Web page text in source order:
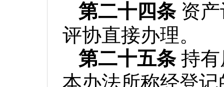
第二十四条 资
评协直接办理。
第二十五条 持
本办法所称经登